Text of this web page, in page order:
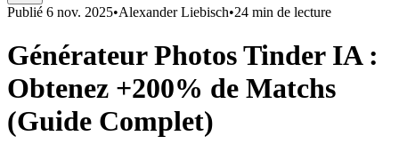
Publié 6 nov. 2025•Alexander Liebisch•24 min de lecture
Générateur Photos Tinder IA :
Obtenez +200% de Matchs
(Guide Complet)